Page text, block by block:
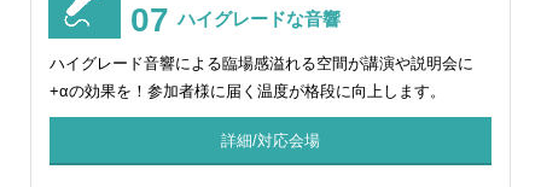
07 ハイグレードな音響
ハイグレード音響による臨場感溢れる空間が講演や説明会に
+αの効果を！参加者様に届く温度が格段に向上します。
詳細/対応会場